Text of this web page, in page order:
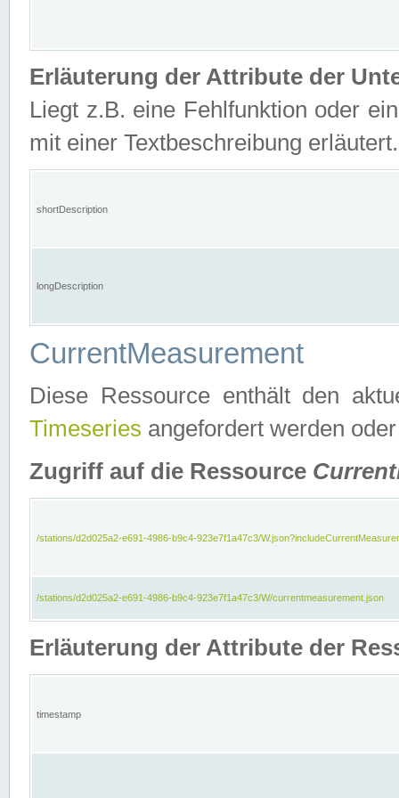
Erläuterung der Attribute der
Liegt z.B. eine Fehlfunktion oder
mit einer Textbeschreibung erläutert.
shortDescription
longDescription
CurrentMeasurement
Diese Ressource enthält den
Timeseries angefordert werden
Zugriff auf die Ressource
/stations/d2d025a2-e691-4986-b9c4-923e7f1a47c3/
/stations/d2d025a2-e691-4986-b9c4-923e7f1a47c3/W/currentmeasurement.json
Erläuterung der Attribute der
timestamp